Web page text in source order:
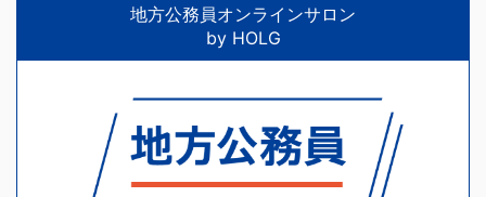
地方公務員オンラインサロン
by HOLG